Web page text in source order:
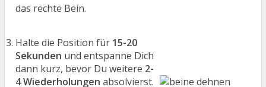
das rechte Bein.
Halte die Position für 15-20
Sekunden und entspanne Dich
dann kurz, bevor Du weitere 2-
4 Wiederholungen absolvierst.